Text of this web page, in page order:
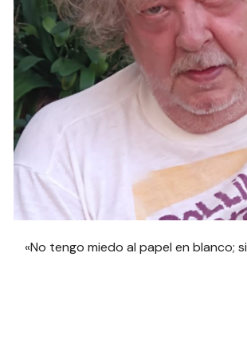
«No tengo miedo al papel en blanco;